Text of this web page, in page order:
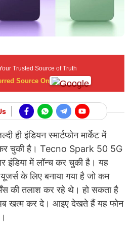
Trusted Source of Truth
Source On
ही इंडियन स्मार्टफोन मार्केट में
चुकी है। Tecno Spark 50 5G
इंडिया में लॉन्च कर चुकी है। यह
के लिए बनाया गया है जो कम
की तलाश कर रहे थे। हो सकता है
खत्म कर दे। आइए देखते हैं यह फोन